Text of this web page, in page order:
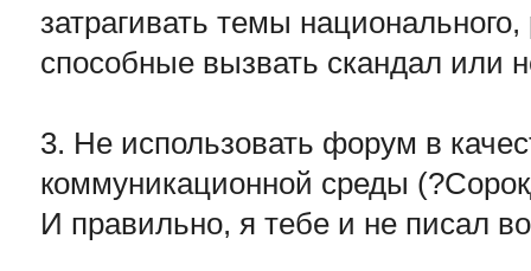
затрагивать темы
способные вызвать скандал или
3. Не использовать форум в
коммуникационной среды
И правильно, я тебе и не писал